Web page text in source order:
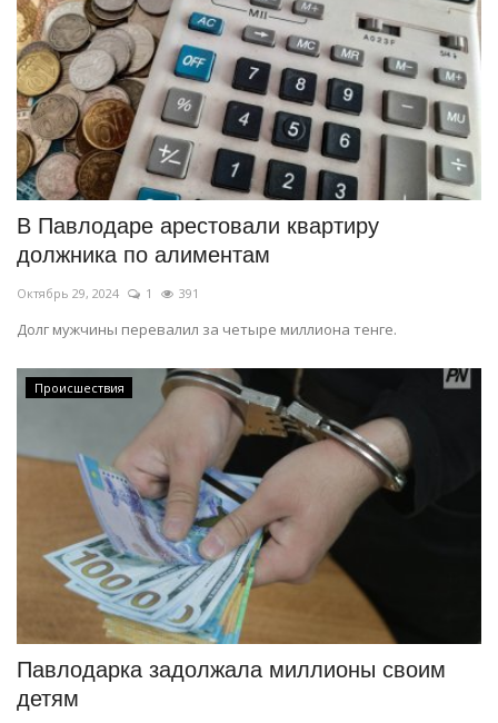
В Павлодаре арестовали квартиру
должника по алиментам
Октябрь 29, 2024 1 391
Долг мужчины перевалил за четыре миллиона тенге.
Происшествия
Павлодарка задолжала миллионы своим
детям